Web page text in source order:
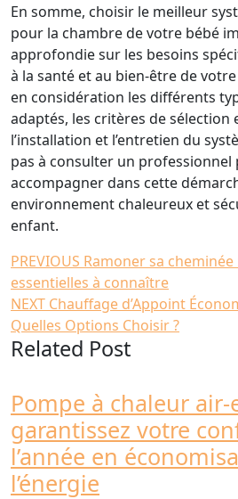
En somme, choisir le meilleur
pour la chambre de votre bébé
approfondie sur les besoins
à la santé et au bien-être de
en considération les différents
adaptés, les critères de sélection
l’installation et l’entretien du
pas à consulter un professionnel
accompagner dans cette
environnement chaleureux et
enfant.
Navigation
de
l’article
PREVIOUS Article
précédent
:
Ramoner sa cheminée
essentielles à connaître
NEXT Article
suivant
:
Chauffage d’Appoint
Quelles Options Choisir ?
Related Post
Pompe à chaleur air-
garantissez votre
l’année en
l’énergie